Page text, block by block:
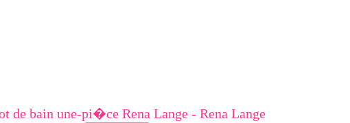
de bain une-pi�ce Rena Lange - Rena Lange